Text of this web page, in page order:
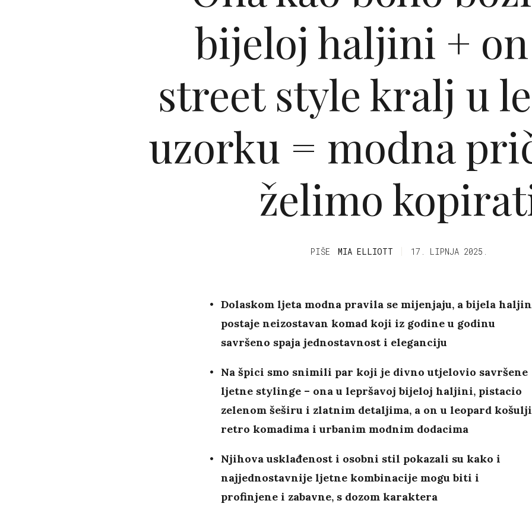
bijeloj haljini +
street style kralj u
uzorku = modna
želimo
PIŠE MIA ELLIOTT 17. LIPNJA 2025.
Dolaskom ljeta modna pravila se mijenjaju, a bijela
postaje neizostavan komad koji iz godine u godinu
savršeno spaja jednostavnost i eleganciju
Na špici smo snimili par koji je divno utjelovio savršene
ljetne stylinge – ona u lepršavoj bijeloj haljini, pistacio
zelenom šeširu i zlatnim detaljima, a on u leopard
retro komadima i urbanim modnim dodacima
Njihova usklađenost i osobni stil pokazali su kako i
najjednostavnije ljetne kombinacije mogu biti i
profinjene i zabavne, s dozom karaktera